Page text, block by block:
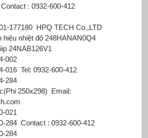
Contact : 0932-600-412
177180 HPQ TECH Co.,LTD
hiệu nhiệt độ 248HANAN0Q4
24NAB126V1
002
016 Tel: 0932-600-412
284
250x298) Email:
021
284 Contact : 0932-600-412
284